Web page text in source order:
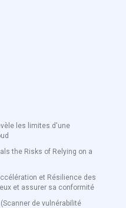
les limites d'une
the Risks of Relying on a
et Résilience des
et assurer sa conformité
de vulnérabilité